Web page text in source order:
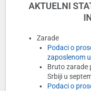
AKTUELNI
Zarade
Podaci o
zaposlenom
Bruto zarade
Srbiji u
Podaci o